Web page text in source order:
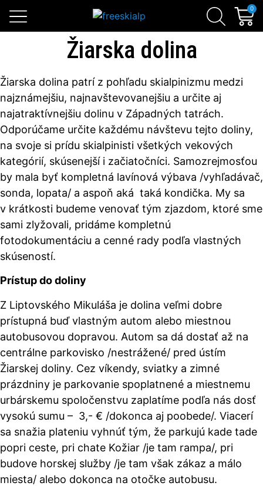
0
Žiarska dolina
Žiarska dolina patrí z pohľadu skialpinizmu medzi
najznámejšiu, najnavštevovanejšiu a určite aj
najatraktívnejšiu dolinu v Západných tatrách.
Odporúčame určite každému návštevu tejto doliny,
na svoje si prídu skialpinisti všetkých vekových
kategórií, skúsenejší i začiatočníci. Samozrejmosťou
by mala byť kompletná lavínová výbava /vyhľadávač,
sonda, lopata/ a aspoň aká taká kondička. My sa
v krátkosti budeme venovať tým zjazdom, ktoré sme
sami zlyžovali, pridáme kompletnú
fotodokumentáciu a cenné rady podľa vlastných
skúseností.
Prístup do doliny
Z Liptovského Mikuláša je dolina veľmi dobre
prístupná buď vlastným autom alebo miestnou
autobusovou dopravou. Autom sa dá dostať až na
centrálne parkovisko /nestrážené/ pred ústím
Žiarskej doliny. Cez víkendy, sviatky a zimné
prázdniny je parkovanie spoplatnené a miestnemu
urbárskemu spoločenstvu zaplatíme podľa nás dosť
vysokú sumu – 3,- € /dokonca aj poobede/. Viacerí
sa snažia plateniu vyhnúť tým, že parkujú kade tade
popri ceste, pri chate Kožiar /je tam rampa/, pri
budove horskej služby /je tam však zákaz a málo
miesta/ alebo dokonca na otočke autobusu.